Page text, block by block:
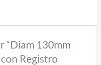
“Diam 130mm
Registro